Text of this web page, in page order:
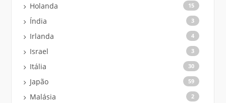
Holanda 15
Índia 3
Irlanda 4
Israel 3
Itália 30
Japão 59
Malásia 2